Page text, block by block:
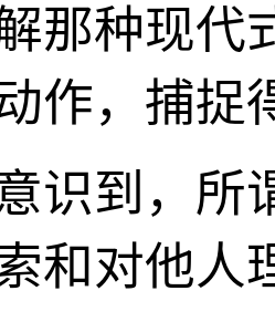
那种现代
作，捕捉
识到，所
和对他人